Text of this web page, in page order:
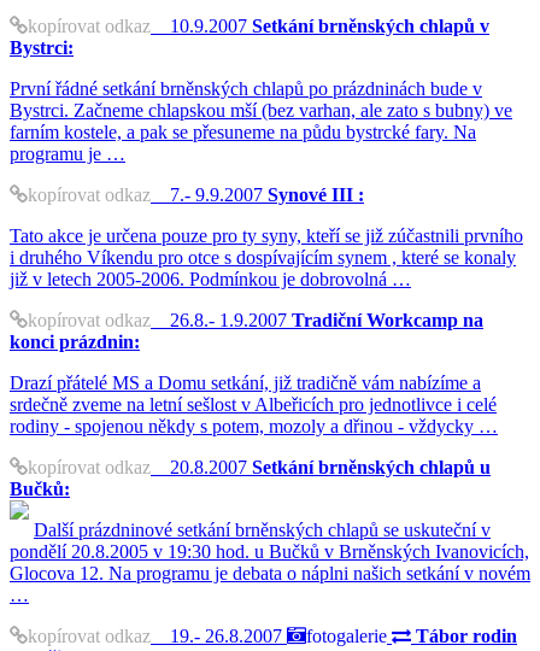
kopírovat odkaz 10.9.2007 Setkání brněnských chlapů v
Bystrci:
První řádné setkání brněnských chlapů po prázdninách bude v
Bystrci. Začneme chlapskou mší (bez varhan, ale zato s bubny) ve
farním kostele, a pak se přesuneme na půdu bystrcké fary. Na
programu je …
kopírovat odkaz 7.- 9.9.2007 Synové III :
Tato akce je určena pouze pro ty syny, kteří se již zúčastnili prvního
i druhého Víkendu pro otce s dospívajícím synem , které se konaly
již v letech 2005-2006. Podmínkou je dobrovolná …
kopírovat odkaz 26.8.- 1.9.2007 Tradiční Workcamp na
konci prázdnin:
Drazí přátelé MS a Domu setkání, již tradičně vám nabízíme a
srdečně zveme na letní sešlost v Albeřicích pro jednotlivce i celé
rodiny - spojenou někdy s potem, mozoly a dřinou - vždycky …
kopírovat odkaz 20.8.2007 Setkání brněnských chlapů u
Bučků:
Další prázdninové setkání brněnských chlapů se uskuteční v
pondělí 20.8.2005 v 19:30 hod. u Bučků v Brněnských Ivanovicích,
Glocova 12. Na programu je debata o náplni našich setkání v novém
…
kopírovat odkaz 19.- 26.8.2007 fotogalerie
Tábor rodin